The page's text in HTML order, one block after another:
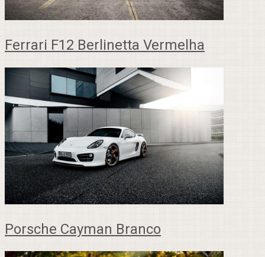
Ferrari F12 Berlinetta Vermelha
Porsche Cayman Branco